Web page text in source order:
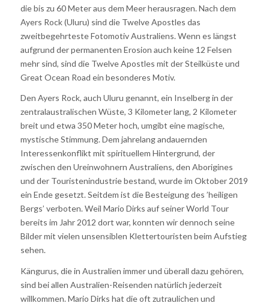
die bis zu 60 Meter aus dem Meer herausragen. Nach dem
Ayers Rock (Uluru) sind die Twelve Apostles das
zweitbegehrteste Fotomotiv Australiens. Wenn es längst
aufgrund der permanenten Erosion auch keine 12 Felsen
mehr sind, sind die Twelve Apostles mit der Steilküste und
Great Ocean Road ein besonderes Motiv.
Den Ayers Rock, auch Uluru genannt, ein Inselberg in der
zentralaustralischen Wüste, 3 Kilometer lang, 2 Kilometer
breit und etwa 350 Meter hoch, umgibt eine magische,
mystische Stimmung. Dem jahrelang andauernden
Interessenkonflikt mit spirituellem Hintergrund, der
zwischen den Ureinwohnern Australiens, den Aborigines
und der Touristenindustrie bestand, wurde im Oktober 2019
ein Ende gesetzt. Seitdem ist die Besteigung des ’heiligen
Bergs’ verboten. Weil Mario Dirks auf seiner World Tour
bereits im Jahr 2012 dort war, konnten wir dennoch seine
Bilder mit vielen unsensiblen Klettertouristen beim Aufstieg
sehen.
Kängurus, die in Australien immer und überall dazu gehören,
sind bei allen Australien-Reisenden natürlich jederzeit
willkommen. Mario Dirks hat die oft zutraulichen und